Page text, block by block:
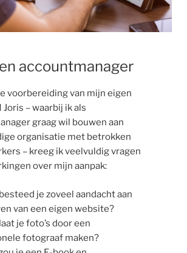
accountmanager
voorbereiding van mijn eigen
– waarbij ik als
graag wil bouwen aan
organisatie met betrokken
– kreeg ik veelvuldig vragen
over mijn aanpak:
je zoveel aandacht aan
van een eigen website?
je foto’s door een
fotograaf maken?